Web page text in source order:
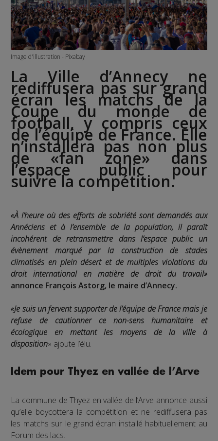
Image d'illustration - Pixabay
La Ville d’Annecy ne
rediffusera pas sur grand
écran les matchs de la
Coupe du monde de
football, y compris ceux
de l’équipe de France. Elle
n’installera pas non plus
de «fan zone» dans
l’espace public pour
suivre la compétition.
«À l’heure où des efforts de sobriété sont demandés aux
Annéciens et à l’ensemble de la population, il paraît
incohérent de retransmettre dans l’espace public un
évènement marqué par la construction de stades
climatisés en plein désert et de multiples violations du
droit international en matière de droit du travail»
annonce François Astorg, le maire d’Annecy.
«Je suis un fervent supporter de l’équipe de France mais je
refuse de cautionner ce non-sens humanitaire et
écologique en mettant les moyens de la ville à
disposition» ajoute l’élu.
Idem pour Thyez en vallée de l’Arve
La commune de Thyez en vallée de l’Arve annonce aussi
qu’elle boycottera la compétition et ne rediffusera pas
les matchs sur le grand écran installé habituellement au
Forum des lacs.